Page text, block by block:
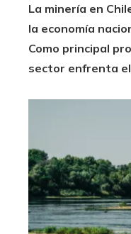
La minería en
la economía
Como principal
sector enfrenta el